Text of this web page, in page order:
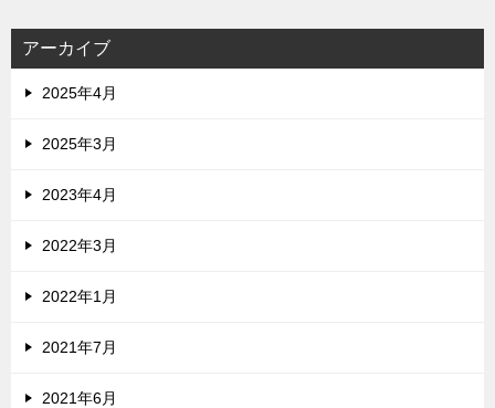
アーカイブ
2025年4月
2025年3月
2023年4月
2022年3月
2022年1月
2021年7月
2021年6月